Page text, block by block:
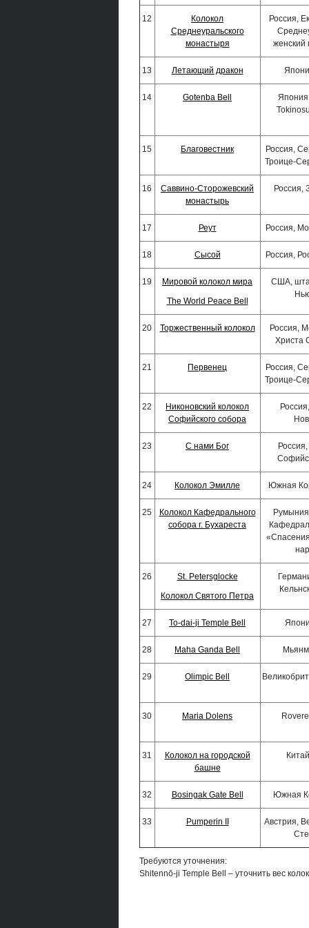
12
Колокол
Среднеуральского
монастыря
Россия,
женский
13 Летающий дракон
14 Gotenba Bell
15 Благовестник
Россия,
Троице-
16
Саввино-Сторожевский
монастырь
Россия,
17 Реут Россия,
18 Сысой Россия,
19
Мировой колокол мира
The World Peace Bell
США,
20 Торжественный колокол
Россия,
Христа
21 Первенец
Россия,
Троице-
22
Никоновский колокол
Софийского собора
23 С нами Бог
24 Колокол Эмилле Южная
25
Колокол Кафедрального
собора г. Бухареста
26
St. Petersglocke
Колокол Святого Петра
27 To-dai-ji Temple Bell
28 Maha Ganda Bell
29 Olimpic Bell
30 Maria Dolens
31
Колокол на городской
башне
32 Bosingak Gate Bell Южная
33 Pumperin II
Австрия,
Требуются уточнения:
Shitennō-ji Temple Bell – уточнить вес